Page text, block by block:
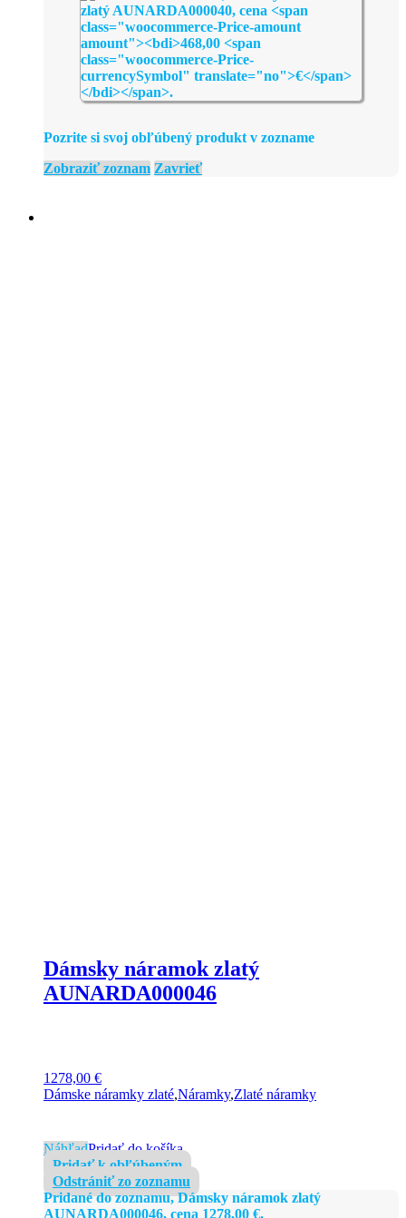
Pozrite si svoj obľúbený produkt v zozname
Zobraziť zoznam Zavrieť
Dámsky náramok zlatý
AUNARDA000046
1278,00 €
Dámske náramky zlaté,Náramky,Zlaté náramky
NáhľadPridať do košíka
Pridať k obľúbeným
Odstrániť zo zoznamu
Pridané do zoznamu, Dámsky náramok zlatý
AUNARDA000046, cena 1278,00 €.